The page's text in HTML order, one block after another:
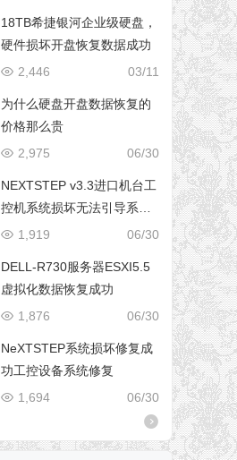
18TB希捷银河企业级硬盘，
硬件损坏开盘恢复数据成功
03/11
2,446
为什么硬盘开盘数据恢复的
价格那么贵
06/30
2,975
NEXTSTEP v3.3进口机台工
控机系统损坏无法引导系统
修复成功
06/30
1,919
DELL-R730服务器ESXI5.5
虚拟化数据恢复成功
06/30
1,876
NeXTSTEP系统损坏修复成
功工控设备系统修复
06/30
1,694